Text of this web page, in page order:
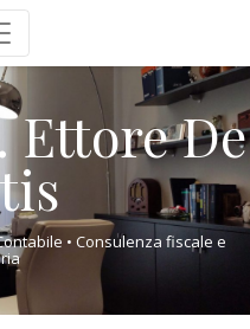
Ettore De
• Consulenza fiscale e